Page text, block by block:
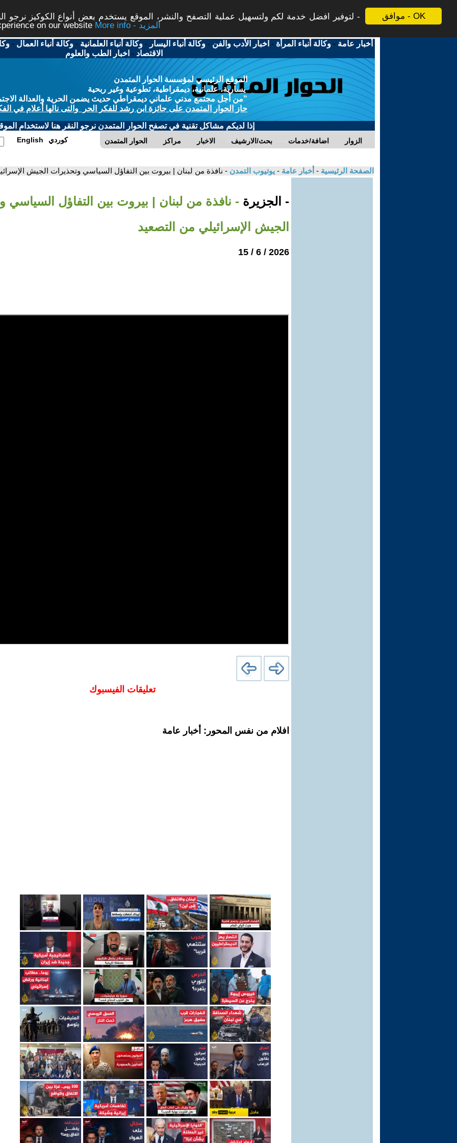
موافق - OK
لتوفير افضل خدمة لكم ولتسهيل عملية التصفح والنشر، الموقع يستخدم بعض أنواع الكوكيز نرجو
on our website
More info - المزيد
أخبار عامة -وكالة أنباء المرأة - اخبار الأدب والفن -وكالة أنباء اليسار -وكالة أنباء العلمانية -وكالة أنباء العمال -
الاقتصاد - اخبار الطب والعلوم
الموقع الرئيسي لمؤسسة الحوار المتمدن
يسارية، علمانية، ديمقراطية، تطوعية وغير ربحية
"من أجل مجتمع مدني علماني ديمقراطي حديث يضمن الحرية والعدالة
حاز الحوار المتمدن على جائزة ابن رشد للفكر الحر والتى نالها أعلام في
إذا لديكم مشاكل تقنية في تصفح الحوار المتمدن نرجو النقر هنا لاستخدام
الحوار المتمدن مراكز الاخبار بحث/الارشيف اضافة/خدمات الزوار English كوردي
الصفحة الرئيسية - أخبار عامة - يوتيوب التمدن - نافذة من لبنان | بيروت بين التفاؤل السياسي وتحذيرات الجيش
- الجزيرة - نافذة من لبنان | بيروت بين التفاؤل السياسي
الجيش الإسرائيلي من التصعيد
2026 / 6 / 15
تعليقات الفيسبوك
افلام من نفس المحور: أخبار عامة